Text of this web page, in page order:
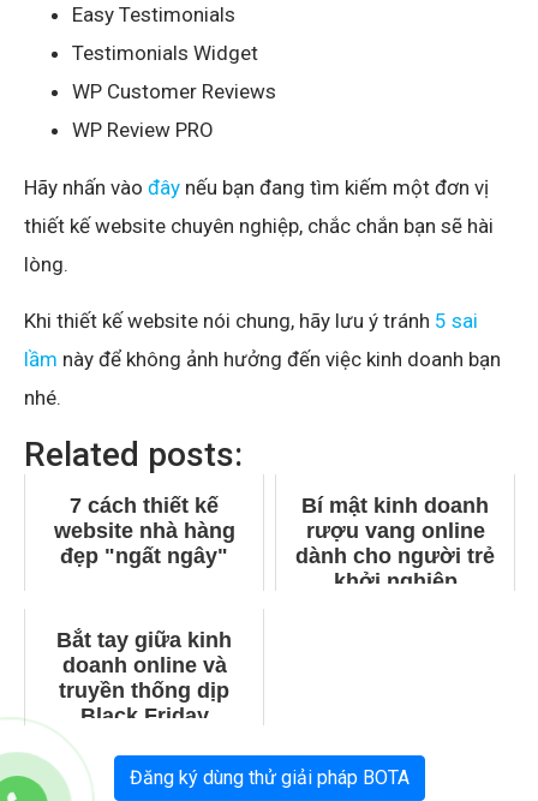
Easy Testimonials
Testimonials Widget
WP Customer Reviews
WP Review PRO
Hãy nhấn vào đây nếu bạn đang tìm kiếm một đơn vị
thiết kế website chuyên nghiệp, chắc chắn bạn sẽ hài
lòng.
Khi thiết kế website nói chung, hãy lưu ý tránh 5 sai
lầm này để không ảnh hưởng đến việc kinh doanh bạn
nhé.
Related posts:
7 cách thiết kế
website nhà hàng
đẹp "ngất ngây"
Bí mật kinh doanh
rượu vang online
dành cho người trẻ
khởi nghiệp
Bắt tay giữa kinh
doanh online và
truyền thống dịp
Black Friday
Đăng ký dùng thử giải pháp BOTA